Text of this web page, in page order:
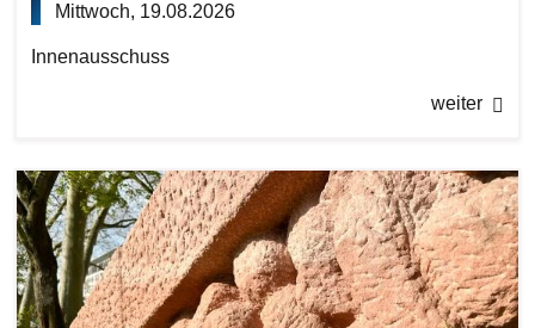
Mittwoch, 19.08.2026
Innenausschuss
weiter
Bilddatei